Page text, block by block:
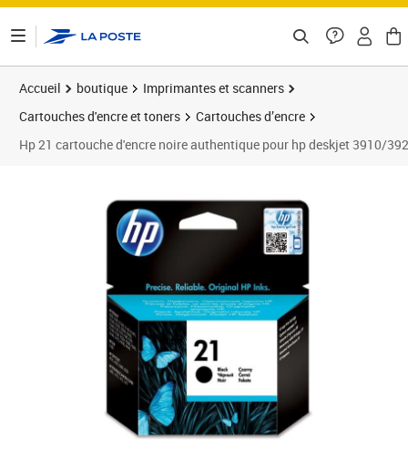
Accueil boutique
Imprimantes et scanners
Cartouches d'encre et toners
Cartouches d’encre
Hp 21 cartouche d'encre noire authentique pour hp deskjet 3910/